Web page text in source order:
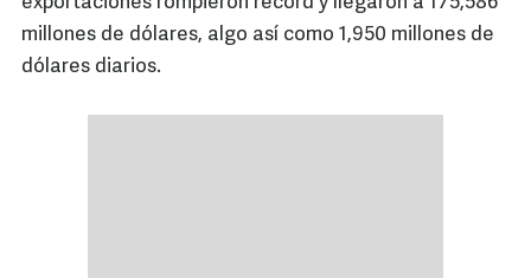
millones de dólares, algo así como 1,950 millones de
dólares diarios.